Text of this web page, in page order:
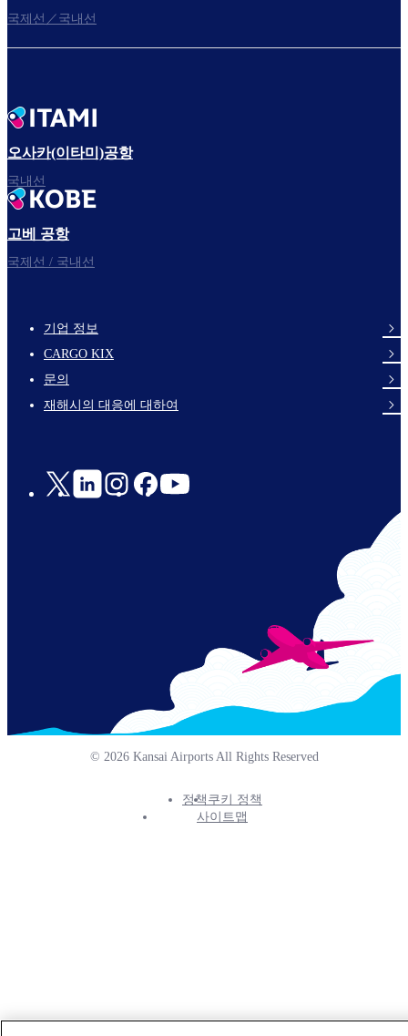
국제선／국내선
오사카(이타미)공항
국내선
고베 공항
국제선 / 국내선
footer-
links-
en-
기업 정보
CARGO KIX
문의
재해시의 대응에 대하여
Social
© 2026 Kansai Airports All Rights Reserved
Footer
정책 쿠키 정책
사이트맵